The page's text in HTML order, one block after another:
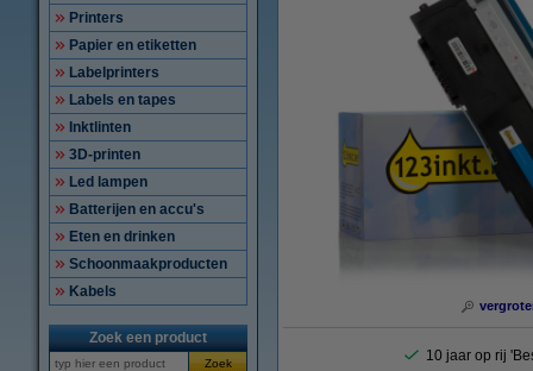
Printers
Papier en etiketten
Labelprinters
Labels en tapes
Inktlinten
3D-printen
Led lampen
Batterijen en accu's
Eten en drinken
Schoonmaakproducten
Kabels
Zoek een product
Zoek 10 jaar op rij